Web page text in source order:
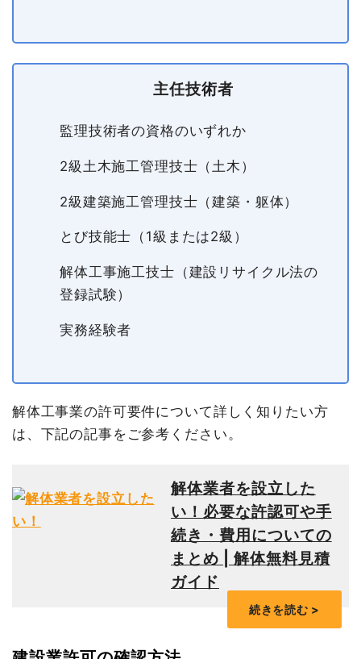
主任技術者
監理技術者の資格のいずれか
2級土木施工管理技士（土木）
2級建築施工管理技士（建築・躯体）
とび技能士（1級または2級）
解体工事施工技士（建設リサイクル法の
登録試験）
実務経験者
解体工事業の許可要件について詳しく知りたい方
は、下記の記事をご参考ください。
解体業者を設立した
い！必要な許認可や手
続き・費用についての
まとめ | 解体無料見積
ガイド